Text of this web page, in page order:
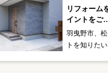
リフォーム
イントをご
羽曳野市、
トを知りた